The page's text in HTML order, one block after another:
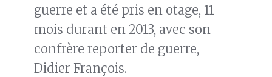
guerre et a été pris en otage, 11
mois durant en 2013, avec son
confrère reporter de guerre,
Didier François.